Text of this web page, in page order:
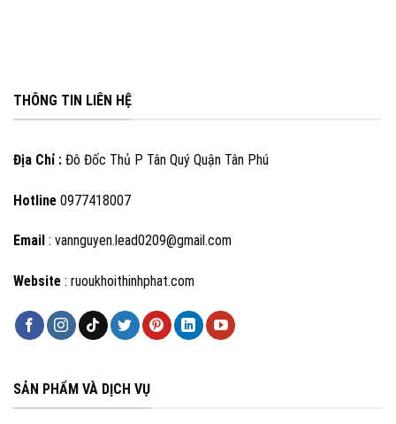
THÔNG TIN LIÊN HỆ
Địa Chỉ : Đô Đốc Thủ P Tân Quý Quận Tân Phú
Hotline 0977418007
Email : vannguyen.lead0209@gmail.com
Website : ruoukhoithinhphat.com
SẢN PHẨM VÀ DỊCH VỤ